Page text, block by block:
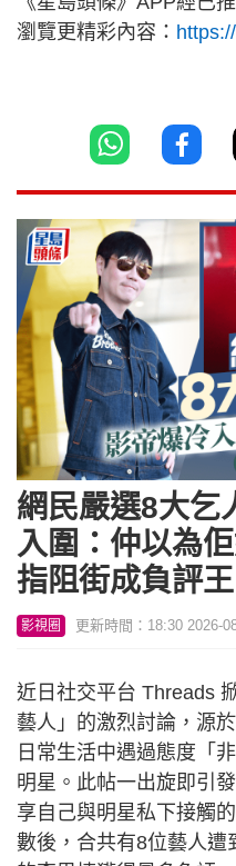
瀏覽更精彩內容：
網民嚴選8大乞
入圍：仲以為
指阻街成負評王
影視圈 更新時間：18:30 2026-
近日社交平台 Threads
藝人」的激烈討論，源
日常生活中遇過態度「
明星。此帖一出旋即引
享自己與明星私下接觸
數後，合共有8位藝人遭